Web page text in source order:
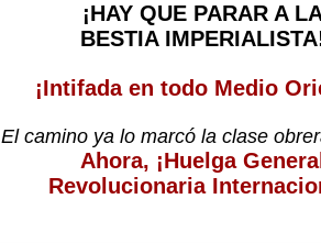
¡HAY QUE PARAR A
BESTIA
¡Intifada en todo Medio
El camino ya lo marcó la clase
Ahora, ¡Huelga
Revolucionaria